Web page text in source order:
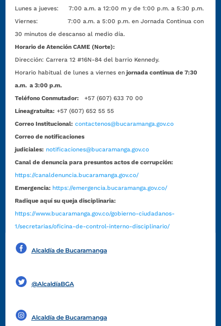
Lunes a jueves: 7:00 a.m. a 12:00 m y de 1:00 p.m. a 5:30 p.m.
Viernes: 7:00 a.m. a 5:00 p.m. en Jornada Continua con
30 minutos de descanso al medio día.
Horario de Atención CAME (Norte):
Dirección:Carrera 12 #16N-84 del barrio Kennedy.
Horario habitual de lunes a viernes en jornada continua de 7:30
a.m. a 3:00 p.m.
Teléfono Conmutador:
+57 (607) 633 70 00
Líneagratuita: +57 (607) 652 55 55
Correo Institucional: contactenos@bucaramanga.gov.co
Correo de notificaciones
judiciales: notificaciones@bucaramanga.gov.co
Canal de denuncia para presuntos actos de corrupción:
https://canaldenuncia.bucaramanga.gov.co/
Emergencia: https://emergencia.bucaramanga.gov.co/
Radique aquí su queja disciplinaria:
https://www.bucaramanga.gov.co/gobierno-ciudadanos-
1/secretarias/oficina-de-control-interno-disciplinario/
Alcaldía de Bucaramanga
@AlcaldíaBGA
Alcaldía de Bucaramanga